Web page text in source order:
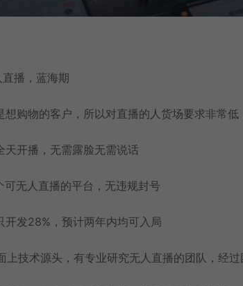
播，蓝海期
想购物的客户，所以对直播的人货场要求非常
天开播，无需露脸无需说话
可无人直播的平台，无违规封号
开发28%，预计两年内均可入局
上技术源头，有专业研究无人直播的团队，经